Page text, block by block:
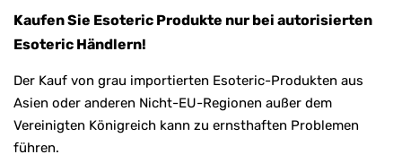
Kaufen Sie Esoteric Produkte nur bei autorisierten
Esoteric Händlern!
Der Kauf von grau importierten Esoteric-Produkten aus
Asien oder anderen Nicht-EU-Regionen außer dem
Vereinigten Königreich kann zu ernsthaften Problemen
führen.